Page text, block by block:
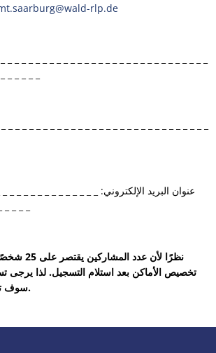
rlp.de
عنوان البريد الإلكتروني: _ _ _ _ _ _ _ _ _ _ _ _ _
نظرًا لأن
تخصيص الأماكن بعد استلام التسجيل. لذا يرجى
سوف تتلقى القبول أو الرفض.